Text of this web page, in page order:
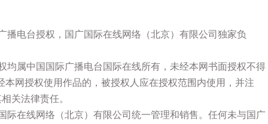
播电台授权，国广国际在线网络（北京）有限公司独家负
均属中国国际广播电台国际在线所有，未经本网书面授权不得
网授权使用作品的，被授权人应在授权范围内使用，并注
关法律责任。
际在线网络（北京）有限公司统一管理和销售。任何未与国广